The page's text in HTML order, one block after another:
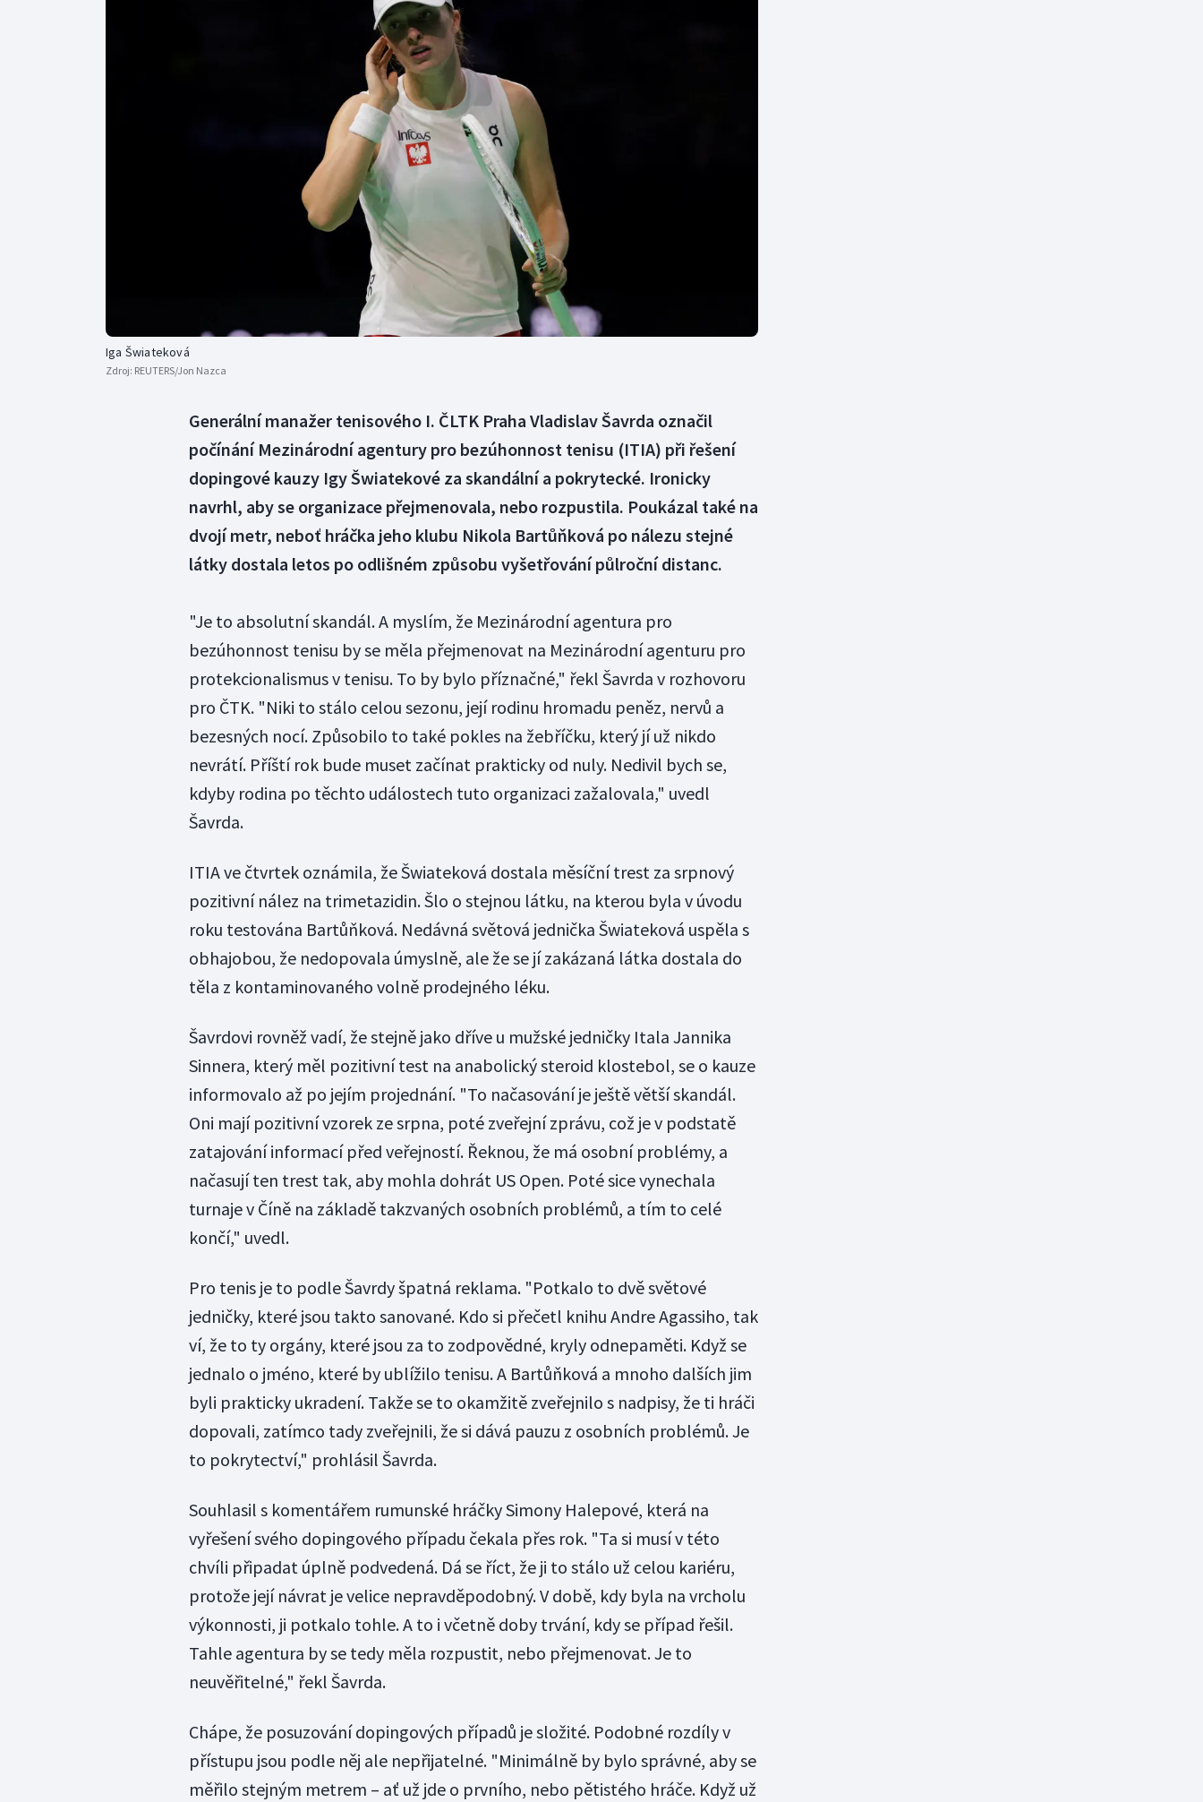
Golf
Gymnastika
Olympijské hry
Parasport
Plavání
Plážový volejbal
Iga Šwiateková
Zdroj: REUTERS/Jon Nazca
Generální manažer tenisového I. ČLTK Praha Vladislav Šavrda označil
počínání Mezinárodní agentury pro bezúhonnost tenisu (ITIA) při řešení
dopingové kauzy Igy Šwiatekové za skandální a pokrytecké. Ironicky
navrhl, aby se organizace přejmenovala, nebo rozpustila. Poukázal také na
dvojí metr, neboť hráčka jeho klubu Nikola Bartůňková po nálezu stejné
látky dostala letos po odlišném způsobu vyšetřování půlroční distanc.
"Je to absolutní skandál. A myslím, že Mezinárodní agentura pro
bezúhonnost tenisu by se měla přejmenovat na Mezinárodní agenturu pro
protekcionalismus v tenisu. To by bylo příznačné," řekl Šavrda v rozhovoru
pro ČTK. "Niki to stálo celou sezonu, její rodinu hromadu peněz, nervů a
bezesných nocí. Způsobilo to také pokles na žebříčku, který jí už nikdo
nevrátí. Příští rok bude muset začínat prakticky od nuly. Nedivil bych se,
kdyby rodina po těchto událostech tuto organizaci zažalovala," uvedl
Šavrda.
ITIA ve čtvrtek oznámila, že Šwiateková dostala měsíční trest za srpnový
pozitivní nález na trimetazidin. Šlo o stejnou látku, na kterou byla v úvodu
roku testována Bartůňková. Nedávná světová jednička Šwiateková uspěla s
obhajobou, že nedopovala úmyslně, ale že se jí zakázaná látka dostala do
těla z kontaminovaného volně prodejného léku.
Šavrdovi rovněž vadí, že stejně jako dříve u mužské jedničky Itala Jannika
Sinnera, který měl pozitivní test na anabolický steroid klostebol, se o kauze
informovalo až po jejím projednání. "To načasování je ještě větší skandál.
Oni mají pozitivní vzorek ze srpna, poté zveřejní zprávu, což je v podstatě
zatajování informací před veřejností. Řeknou, že má osobní problémy, a
načasují ten trest tak, aby mohla dohrát US Open. Poté sice vynechala
turnaje v Číně na základě takzvaných osobních problémů, a tím to celé
končí," uvedl.
Pro tenis je to podle Šavrdy špatná reklama. "Potkalo to dvě světové
jedničky, které jsou takto sanované. Kdo si přečetl knihu Andre Agassiho, tak
ví, že to ty orgány, které jsou za to zodpovědné, kryly odnepaměti. Když se
jednalo o jméno, které by ublížilo tenisu. A Bartůňková a mnoho dalších jim
byli prakticky ukradení. Takže se to okamžitě zveřejnilo s nadpisy, že ti hráči
dopovali, zatímco tady zveřejnili, že si dává pauzu z osobních problémů. Je
to pokrytectví," prohlásil Šavrda.
Souhlasil s komentářem rumunské hráčky Simony Halepové, která na
vyřešení svého dopingového případu čekala přes rok. "Ta si musí v této
chvíli připadat úplně podvedená. Dá se říct, že ji to stálo už celou kariéru,
protože její návrat je velice nepravděpodobný. V době, kdy byla na vrcholu
výkonnosti, ji potkalo tohle. A to i včetně doby trvání, kdy se případ řešil.
Tahle agentura by se tedy měla rozpustit, nebo přejmenovat. Je to
neuvěřitelné," řekl Šavrda.
Chápe, že posuzování dopingových případů je složité. Podobné rozdíly v
přístupu jsou podle něj ale nepřijatelné. "Minimálně by bylo správné, aby se
měřilo stejným metrem – ať už jde o prvního, nebo pětistého hráče. Když už